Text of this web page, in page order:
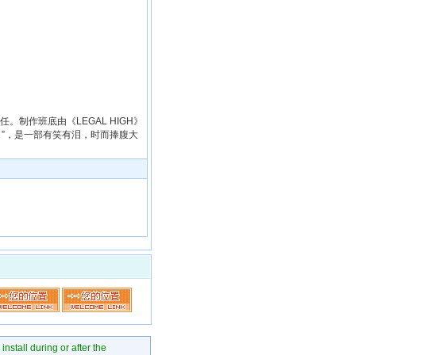
。制作班底由《LEGAL HIGH》
，是一部有笑有泪，时而捧腹大
during or after the